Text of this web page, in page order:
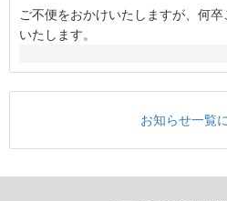
ご不便をおかけいたしますが、何
いたします。
お知らせ一覧